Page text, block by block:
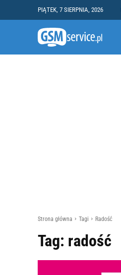
PIĄTEK, 7 SIERPNIA, 2026
Strona główna Tagi Radość
Tag: radość